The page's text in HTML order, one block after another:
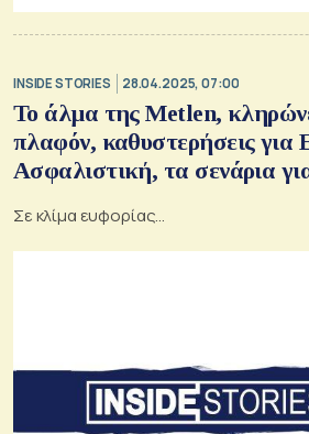
INSIDE STORIES 28.04.2025, 07:00
Το άλμα της Metlen,
πλαφόν, καθυστερήσεις για
Ασφαλιστική, τα σενάρια
στο Χιούστον ο Παπασταύρου
Σε κλίμα ευφορίας...